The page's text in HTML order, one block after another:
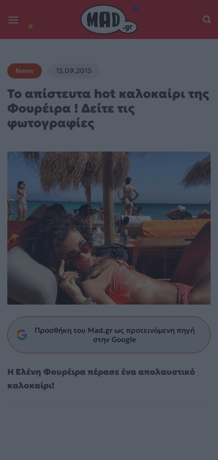
content
News 15.09.2015
Το απίστευτα hot καλοκαίρι της
Φουρέιρα ! Δείτε τις
φωτογραφίες
Προσθήκη του Mad.gr ως προτεινόμενη πηγή
στην Google
Η Ελένη Φουρέιρα πέρασε ένα απολαυστικό
καλοκαίρι!